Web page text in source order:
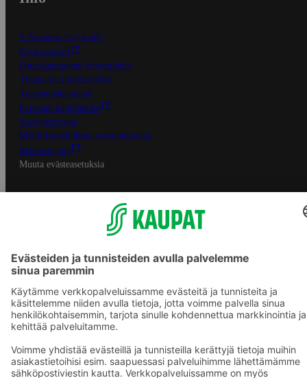
S-Business yrityksille
Oiva-raportit
Osuuskauppojen yhteystiedot
Tilaus- ja toimitusehdot
Tietosuojakäytäntö
Palvelun käyttöehdot
Saavutettavuus
Mobiilisovelluksen saavutettavuus
Mainostajalle
Muuta evästeasetuksia
S-ryhmän palvelut
S-ryhmä
Asiakasomistajuus
Yhteishyvä Ruoka -sovellus
S-ostoslista -sovellus
Prisma.fi
Sokos.fi
S-Pankki
Yhteishyvä